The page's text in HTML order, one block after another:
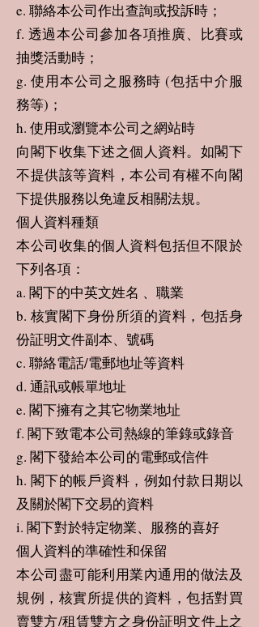
e. 聯絡本公司作出查詢或投訴時；
f. 透過本公司參加各項推廣、比賽或
抽獎活動時；
g. 使用本公司之服務時 (包括中介服
務等)；
h. 使用或瀏覽本公司之網站時
向閣下收集下述之個人資料。如閣下
不提供該等資料，本公司有權不向閣
下提供服務以免違反相關法規。
個人資料種類
本公司收集的個人資料包括但不限於
下列各項：
a. 閣下的中英文姓名 、職業
b. 核實閣下身份所須的資料，包括身
份証明文件副本、號碼
c. 聯絡電話/電郵地址等資料
d. 通訊或帳單地址
e. 閣下擁有之其它物業地址
f. 閣下致電本公司熱線的筆錄或錄音
g. 閣下發給本公司的電郵或信件
h. 閣下的帳戶資料，例如付款日期以
及關於閣下交易的資料
i. 閣下對於特定物業、服務的喜好
個人資料的準確性和保留
本公司盡可能利用業內通用的做法及
規例，核實所提供的資料，包括對買
賣雙方/租賃雙方之身份証明文件上之